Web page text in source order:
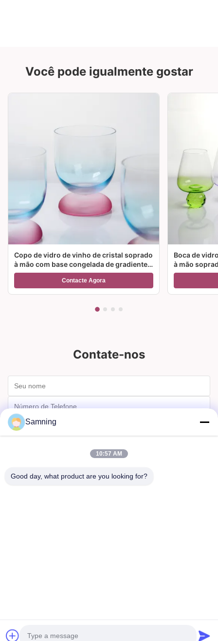
Você pode igualmente gostar
Copo de vidro de vinho de cristal soprado
à mão com base congelada de gradiente
de duas cores e capacidade de 300 ml
para cocktail de vinho e decoração
Contacte Agora
Boca de
à mão
cor e
Contate-nos
© 2026 Xi'An Daxi Houseware Co., Ltd. All Rights Reserved.
Samning
10:57 AM
Good day, what product are you looking for?